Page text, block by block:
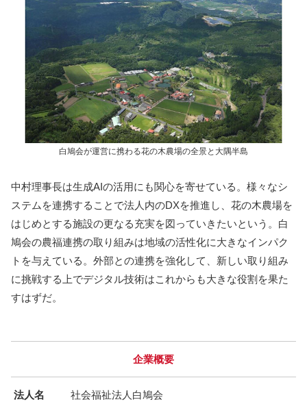
白鳩会が運営に携わる花の木農場の全景と大隅半島
中村理事長は生成AIの活用にも関心を寄せている。様々なシ
ステムを連携することで法人内のDXを推進し、花の木農場を
はじめとする施設の更なる充実を図っていきたいという。白
鳩会の農福連携の取り組みは地域の活性化に大きなインパク
トを与えている。外部との連携を強化して、新しい取り組み
に挑戦する上でデジタル技術はこれからも大きな役割を果た
すはずだ。
企業概要
法人名 社会福祉法人白鳩会